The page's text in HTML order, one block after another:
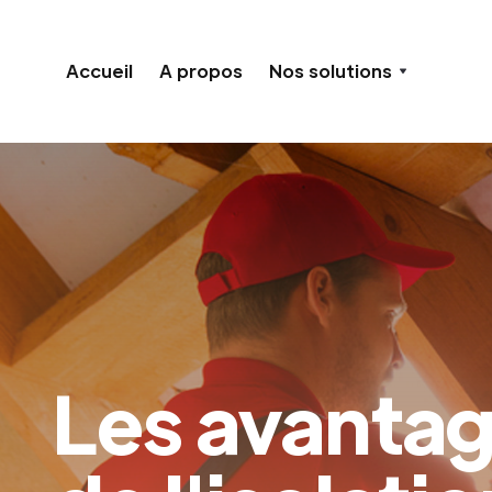
Accueil A propos Nos solutions
Les